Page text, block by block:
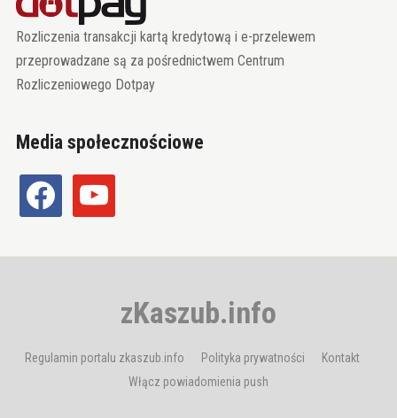
Rozliczenia transakcji kartą kredytową i e-przelewem
przeprowadzane są za pośrednictwem Centrum
Rozliczeniowego Dotpay
Media społecznościowe
facebook youtube
zKaszub.info
Regulamin portalu zkaszub.info Polityka prywatności
Kontakt
Włącz powiadomienia push